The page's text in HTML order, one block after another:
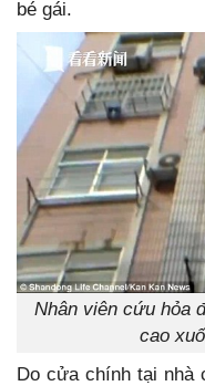
bé gái.
Nhân viên cứu hỏa
cao
Do cửa chính tại nhà